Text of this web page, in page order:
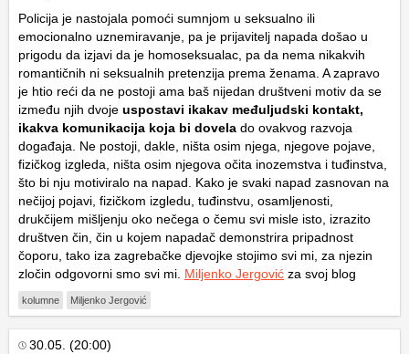
Policija je nastojala pomoći sumnjom u seksualno ili
emocionalno uznemiravanje, pa je prijavitelj napada došao u
prigodu da izjavi da je homoseksualac, pa da nema nikakvih
romantičnih ni seksualnih pretenzija prema ženama. A zapravo
je htio reći da ne postoji ama baš nijedan društveni motiv da se
između njih dvoje uspostavi ikakav međuljudski kontakt,
ikakva komunikacija koja bi dovela do ovakvog razvoja
događaja. Ne postoji, dakle, ništa osim njega, njegove pojave,
fizičkog izgleda, ništa osim njegova očita inozemstva i tuđinstva,
što bi nju motiviralo na napad. Kako je svaki napad zasnovan na
nečijoj pojavi, fizičkom izgledu, tuđinstvu, osamljenosti,
drukčijem mišljenju oko nečega o čemu svi misle isto, izrazito
društven čin, čin u kojem napadač demonstrira pripadnost
čoporu, tako iza zagrebačke djevojke stojimo svi mi, za njezin
zločin odgovorni smo svi mi. Miljenko Jergović za svoj blog
kolumne Miljenko Jergović
30.05. (20:00)